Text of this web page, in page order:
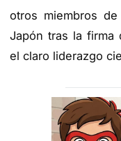
otros miembros
Japón tras la firma
el claro liderazgo